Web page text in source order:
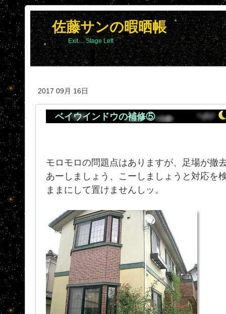
佐藤サンの暇晒帳
Exit.... Stage Left
2017 09月 16日
ベイウインドウの補修⑤
モロモロの問題点はありますが、足場が撤
あーしましょう、こーしましょうと対応を
ままにして置けませんしッ。